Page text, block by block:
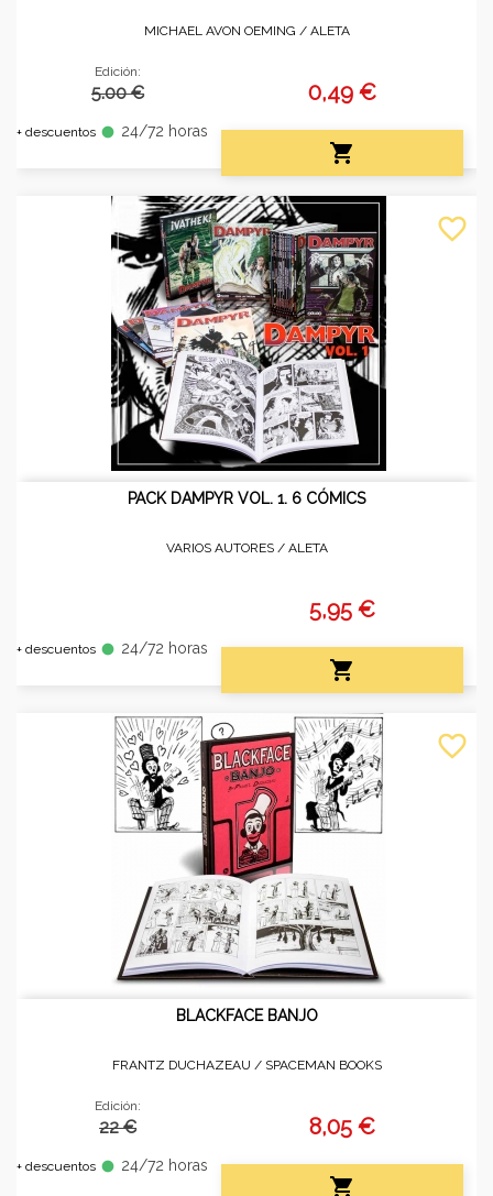
MICHAEL AVON OEMING / ALETA
Edición:
5.00 €
+ descuentos fiber_manual_record 24/72 horas
0,49 €

PACK DAMPYR VOL. 1. 6 CÓMICS
VARIOS AUTORES / ALETA
+ descuentos fiber_manual_record 24/72 horas
5,95 €

favorite_border
BLACKFACE BANJO
FRANTZ DUCHAZEAU / SPACEMAN BOOKS
Edición:
22 €
+ descuentos fiber_manual_record 24/72 horas
8,05 €

favorite_border